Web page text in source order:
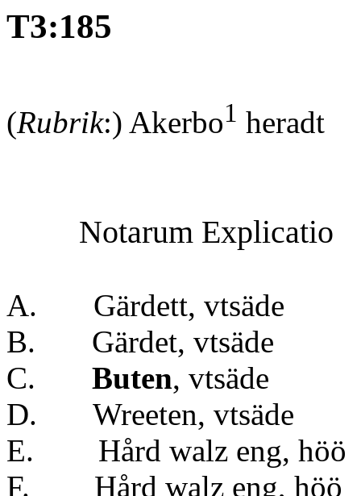
T3:185
(Rubrik:) Akerbo1 heradt
Notarum Explicatio
A. Gärdett,
B. Gärdet,
C. Buten,
D. Wreeten,
E. Hård walz eng, höö
F. Hård walz eng, höö